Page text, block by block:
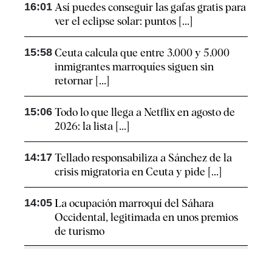
16:01 Así puedes conseguir las gafas gratis para
ver el eclipse solar: puntos [...]
15:58 Ceuta calcula que entre 3.000 y 5.000
inmigrantes marroquíes siguen sin
retornar [...]
15:06 Todo lo que llega a Netflix en agosto de
2026: la lista [...]
14:17 Tellado responsabiliza a Sánchez de la
crisis migratoria en Ceuta y pide [...]
14:05 La ocupación marroquí del Sáhara
Occidental, legitimada en unos premios
de turismo